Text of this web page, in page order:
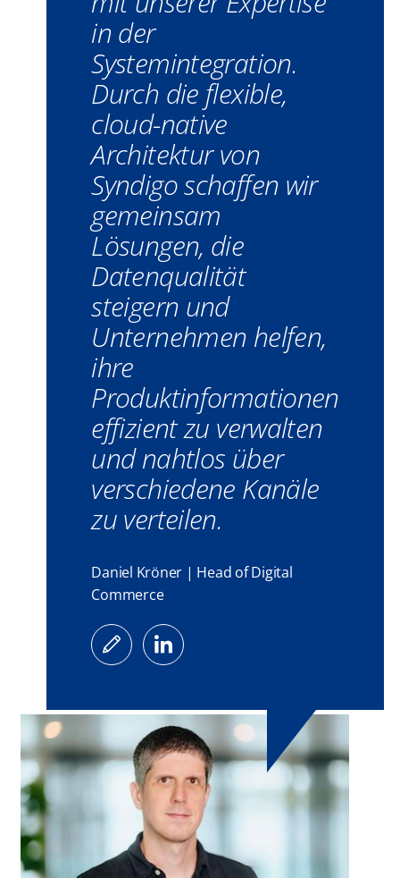
in der
Systemintegration.
Durch die flexible,
cloud-native
Architektur von
Syndigoschaffen wir
gemeinsam
Lösungen, die
Datenqualität
steigern und
Unternehmen helfen,
ihre
Produktinformationen
effizient zu verwalten
und nahtlos über
verschiedene Kanäle
zu verteilen.
Daniel Kröner | Head of Digital
Commerce